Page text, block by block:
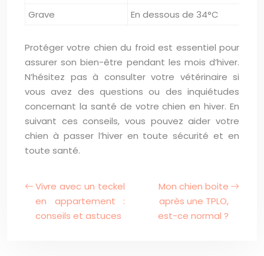
Grave
En dessous de 34°C
Protéger votre chien du froid est essentiel pour
assurer son bien-être pendant les mois d’hiver.
N’hésitez pas à consulter votre vétérinaire si
vous avez des questions ou des inquiétudes
concernant la santé de votre chien en hiver. En
suivant ces conseils, vous pouvez aider votre
chien à passer l’hiver en toute sécurité et en
toute santé.
Vivre avec un teckel
en appartement :
conseils et astuces
Mon chien boite
après une TPLO,
est-ce normal ?